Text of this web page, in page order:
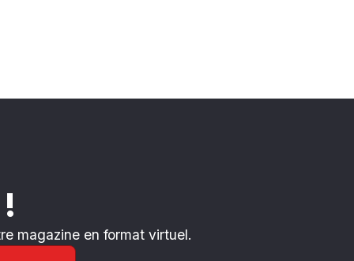
magazine en format virtuel.